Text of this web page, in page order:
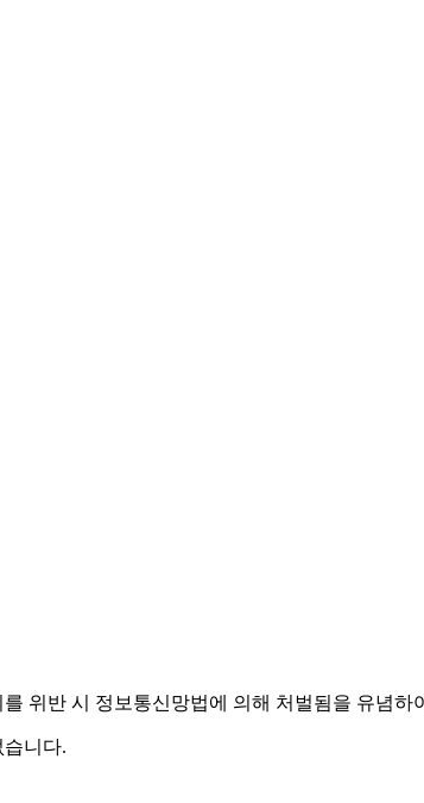
를 위반 시 정보통신망법에 의해 처벌됨을 유념하
니다.